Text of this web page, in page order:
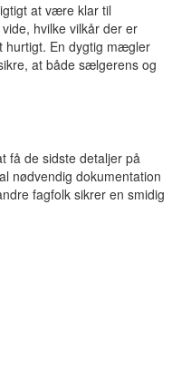
at være klar til
hvilke vilkår der er
hurtigt. En dygtig mægler
at både sælgerens og
få de sidste detaljer på
nødvendig dokumentation
fagfolk sikrer en smidig